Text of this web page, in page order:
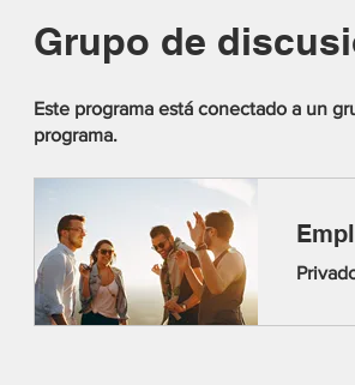
Grupo de
Este programa está conectado a un
programa.